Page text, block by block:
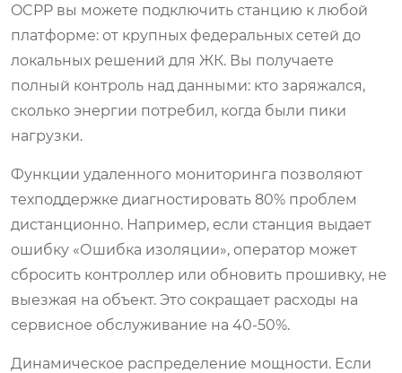
OCPP вы можете подключить станцию к любой
платформе: от крупных федеральных сетей до
локальных решений для ЖК. Вы получаете
полный контроль над данными: кто заряжался,
сколько энергии потребил, когда были пики
нагрузки.
Функции удаленного мониторинга позволяют
техподдержке диагностировать 80% проблем
дистанционно. Например, если станция выдает
ошибку «Ошибка изоляции», оператор может
сбросить контроллер или обновить прошивку, не
выезжая на объект. Это сокращает расходы на
сервисное обслуживание на 40-50%.
Динамическое распределение мощности. Если